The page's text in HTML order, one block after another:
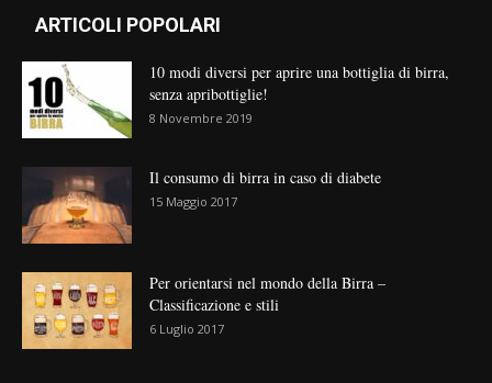
ARTICOLI POPOLARI
10 modi diversi per aprire una bottiglia di birra,
senza apribottiglie!
8 Novembre 2019
Il consumo di birra in caso di diabete
15 Maggio 2017
Per orientarsi nel mondo della Birra –
Classificazione e stili
6 Luglio 2017